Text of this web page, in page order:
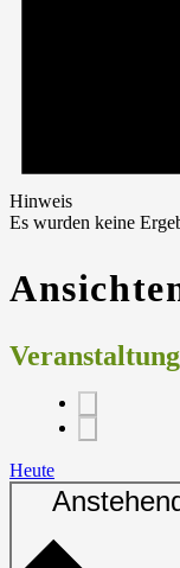
Hinweis
Es wurden keine
Heute